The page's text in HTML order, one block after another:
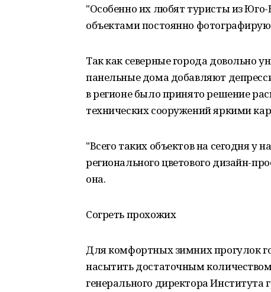
"Особенно их любят туристы из
объектами постоянно
Так как северные города довольно
панельные дома добавляют
в регионе было принято решение
технических сооружений яркими
"Всего таких объектов на сегодня у
регионального цветового дизайн-
она.
Согреть прохожих
Для комфортных зимних прогулок
насытить достаточным
генерального директора Института